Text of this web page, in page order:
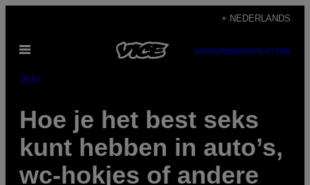
de
inhoud
+ NEDERLANDS
Open
SUBSCRIBENEWSLETTER
Seks
Hoe je het best seks
kunt hebben in auto’s,
wc-hokjes of andere